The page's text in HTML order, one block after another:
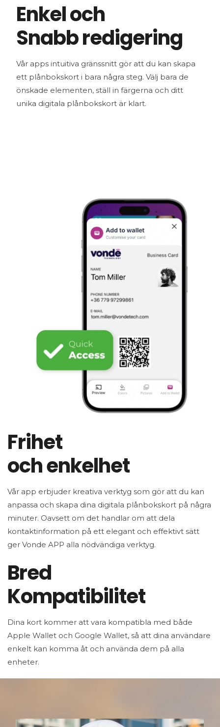
Enkel och
Snabb redigering
Vår apps intuitiva gränssnitt gör att du kan skapa
ett plånbokskort i bara några steg. Välj bara de
önskade elementen, ställ in färgerna och ditt
unika digitala plånbokskort är klart.
Frihet
och enkelhet
Vår app erbjuder kreativa verktyg som gör att du kan
anpassa och skapa dina digitala plånbokskort på några
minuter. Oavsett om det handlar om att dela
kontaktinformation på ett elegant och effektivt sätt
ger Vonde APP alla nödvändiga verktyg.
Bred
Kompatibilitet
Dina kort kommer att vara kompatibla med både
Apple Wallet och Google Wallet, så att dina användare
enkelt kan komma åt och använda dem på alla
enheter.